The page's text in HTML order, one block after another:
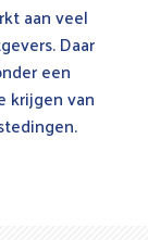
aan veel
Daar
een
krijgen van